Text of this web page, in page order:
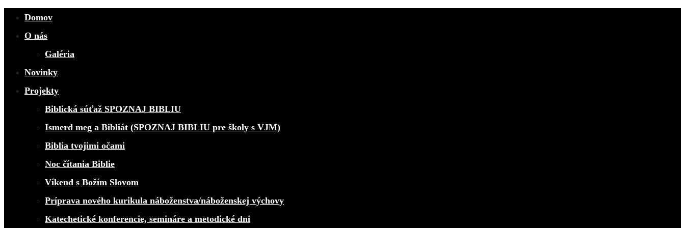
Domov
O nás
Galéria
Novinky
Projekty
Biblická súťaž SPOZNAJ BIBLIU
Ismerd meg a Bibliát (SPOZNAJ BIBLIU pre školy s VJM)
Biblia tvojimi očami
Noc čítania Biblie
Víkend s Božím Slovom
Príprava nového kurikula náboženstva/náboženskej výchovy
Katechetické konferencie, semináre a metodické dni